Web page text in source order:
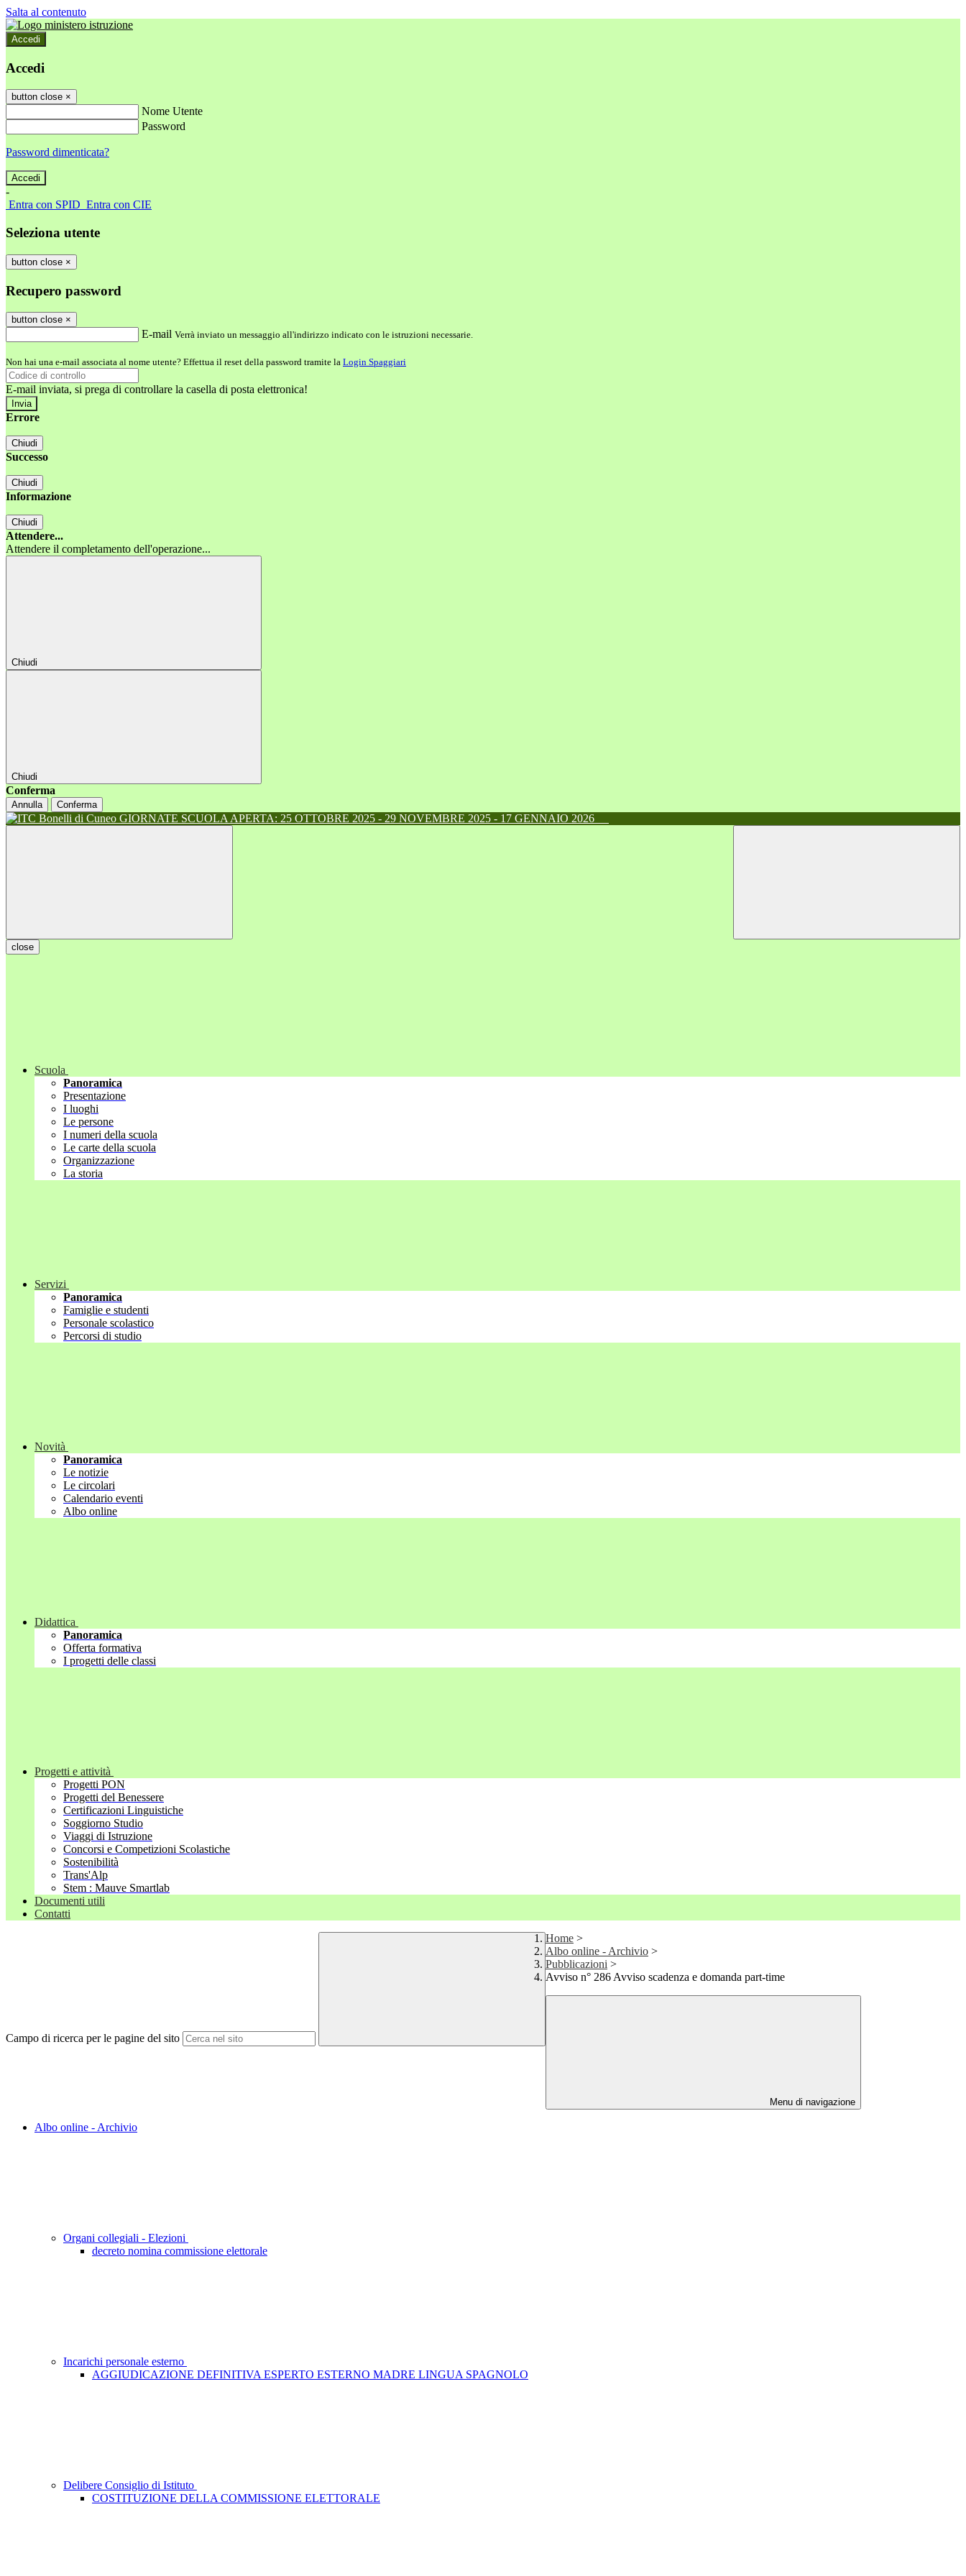
Salta al contenuto
Accedi
Accedi
button close ×
Nome Utente
Password
Password dimenticata?
-
Entra con SPID Entra con CIE
Seleziona utente
button close ×
Recupero password
button close ×
E-mail Verrà inviato un messaggio all'indirizzo indicato con le istruzioni necessarie.
Non hai una e-mail associata al nome utente? Effettua il reset della password tramite la Login Spaggiari
E-mail inviata, si prega di controllare la casella di posta elettronica!
Errore
Chiudi
Successo
Chiudi
Informazione
Chiudi
Attendere...
Attendere il completamento dell'operazione...
Chiudi
Chiudi
Conferma
Annulla Conferma
GIORNATE SCUOLA APERTA: 25 OTTOBRE 2025 - 29 NOVEMBRE 2025 - 17 GENNAIO 2026
close
Scuola
Panoramica
Presentazione
I luoghi
Le persone
I numeri della scuola
Le carte della scuola
Organizzazione
La storia
Servizi
Panoramica
Famiglie e studenti
Personale scolastico
Percorsi di studio
Novità
Panoramica
Le notizie
Le circolari
Calendario eventi
Albo online
Didattica
Panoramica
Offerta formativa
I progetti delle classi
Progetti e attività
Progetti PON
Progetti del Benessere
Certificazioni Linguistiche
Soggiorno Studio
Viaggi di Istruzione
Concorsi e Competizioni Scolastiche
Sostenibilità
Trans'Alp
Stem : Mauve Smartlab
Documenti utili
Contatti
Campo di ricerca per le pagine del sito
Home >
Albo online - Archivio >
Pubblicazioni >
Avviso n° 286 Avviso scadenza e domanda part-time
Menu di navigazione
Albo online - Archivio
Organi collegiali - Elezioni
decreto nomina commissione elettorale
Incarichi personale esterno
AGGIUDICAZIONE DEFINITIVA ESPERTO ESTERNO MADRE LINGUA SPAGNOLO
Delibere Consiglio di Istituto
COSTITUZIONE DELLA COMMISSIONE ELETTORALE